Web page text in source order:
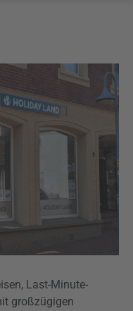
Last-Minute-
großzügigen